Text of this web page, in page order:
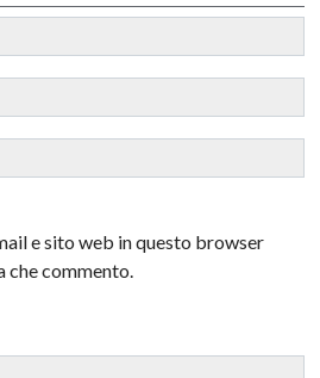
e sito web in questo browser
che commento.